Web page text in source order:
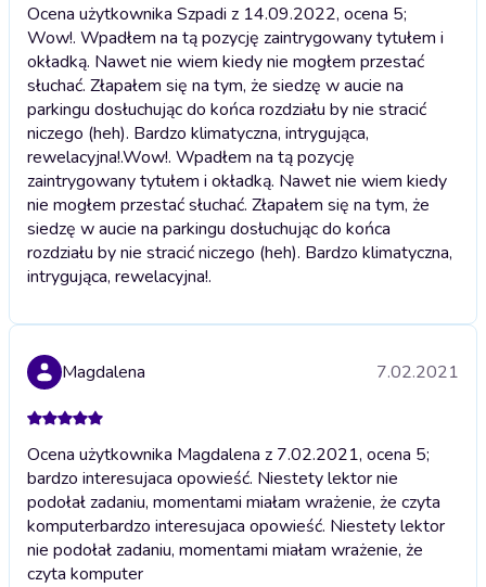
Ocena użytkownika Szpadi z 14.09.2022, ocena 5;
Wow!. Wpadłem na tą pozycję zaintrygowany tytułem i
okładką. Nawet nie wiem kiedy nie mogłem przestać
słuchać. Złapałem się na tym, że siedzę w aucie na
parkingu dosłuchując do końca rozdziału by nie stracić
niczego (heh). Bardzo klimatyczna, intrygująca,
rewelacyjna!.Wow!. Wpadłem na tą pozycję
zaintrygowany tytułem i okładką. Nawet nie wiem kiedy
nie mogłem przestać słuchać. Złapałem się na tym, że
siedzę w aucie na parkingu dosłuchując do końca
rozdziału by nie stracić niczego (heh). Bardzo klimatyczna,
intrygująca, rewelacyjna!.
Magdalena 7.02.2021
Ocena użytkownika Magdalena z 7.02.2021, ocena 5;
bardzo interesujaca opowieść. Niestety lektor nie
podołał zadaniu, momentami miałam wrażenie, że czyta
komputerbardzo interesujaca opowieść. Niestety lektor
nie podołał zadaniu, momentami miałam wrażenie, że
czyta komputer